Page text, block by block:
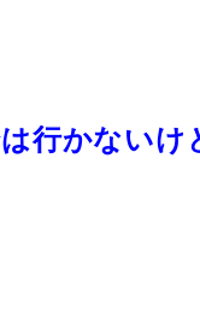
行かないけ